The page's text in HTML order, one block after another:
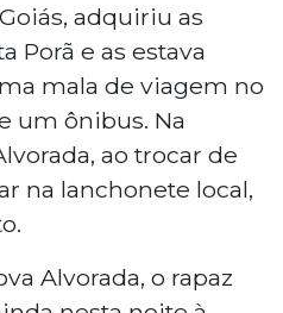
adquiriu as
Porã e as estava
mala de viagem no
um ônibus. Na
ao trocar de
na lanchonete local,
Alvorada, o rapaz